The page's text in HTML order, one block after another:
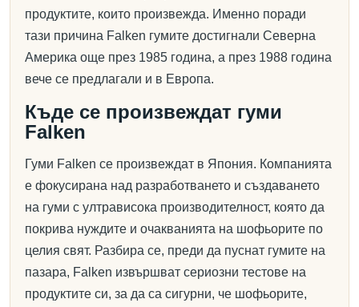
продуктите, които произвежда. Именно поради
тази причина Falken гумите достигнали Северна
Америка още през 1985 година, а през 1988 година
вече се предлагали и в Европа.
Къде се произвеждат гуми
Falken
Гуми Falken се произвеждат в Япония. Компанията
е фокусирана над разработването и създаването
на гуми с ултрависока производителност, която да
покрива нуждите и очакванията на шофьорите по
целия свят. Разбира се, преди да пуснат гумите на
пазара, Falken извършват сериозни тестове на
продуктите си, за да са сигурни, че шофьорите,